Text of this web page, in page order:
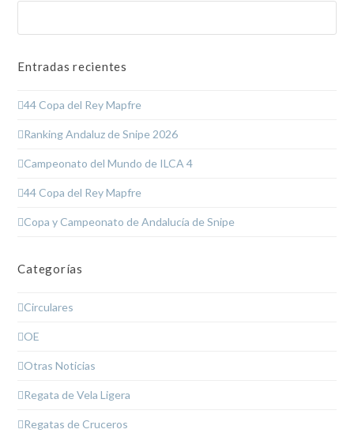
Entradas recientes
44 Copa del Rey Mapfre
Ranking Andaluz de Snipe 2026
Campeonato del Mundo de ILCA 4
44 Copa del Rey Mapfre
Copa y Campeonato de Andalucía de Snipe
Categorías
Circulares
OE
Otras Noticias
Regata de Vela Ligera
Regatas de Cruceros